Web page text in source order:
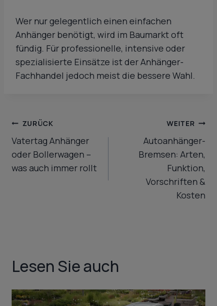
Wer nur gelegentlich einen einfachen
Anhänger benötigt, wird im Baumarkt oft
fündig. Für professionelle, intensive oder
spezialisierte Einsätze ist der Anhänger-
Fachhandel jedoch meist die bessere Wahl.
Beitragsnavigation
ZURÜCK
Vatertag Anhänger
oder Bollerwagen –
was auch immer rollt
WEITER
Autoanhänger-
Bremsen: Arten,
Funktion,
Vorschriften &
Kosten
Lesen Sie auch